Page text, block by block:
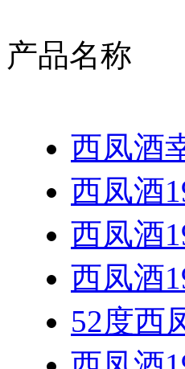
产品名称
西凤酒
西凤酒
西凤酒
西凤酒
52度西